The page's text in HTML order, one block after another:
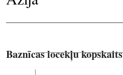
Baznīcas locekļu kopskaits